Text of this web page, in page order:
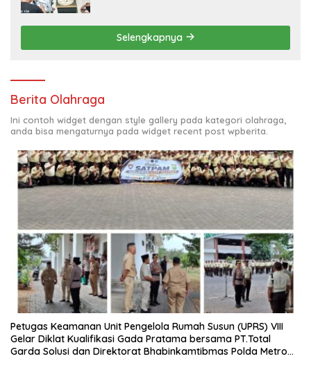
Selengkapnya
Berita Olahraga
Ini contoh widget dengan style gallery pada kategori olahraga,
anda bisa mengaturnya pada widget recent post wpberita.
Petugas Keamanan Unit Pengelola Rumah Susun (UPRS) VIII
Gelar Diklat Kualifikasi Gada Pratama bersama PT.Total
Garda Solusi dan Direktorat Bhabinkamtibmas Polda Metro